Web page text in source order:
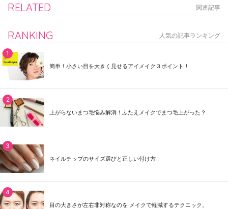
RELATED 関連記事
RANKING 人気の記事ランキング
簡単！小さい目を大きく見せるアイメイク３ポイント！
上がらないまつ毛悩み解消！ふたえメイクでまつ毛上がった？
ネイルチップのサイズ選びと正しい付け方
目の大きさが左右非対称なのを メイクで軽減するテクニック。